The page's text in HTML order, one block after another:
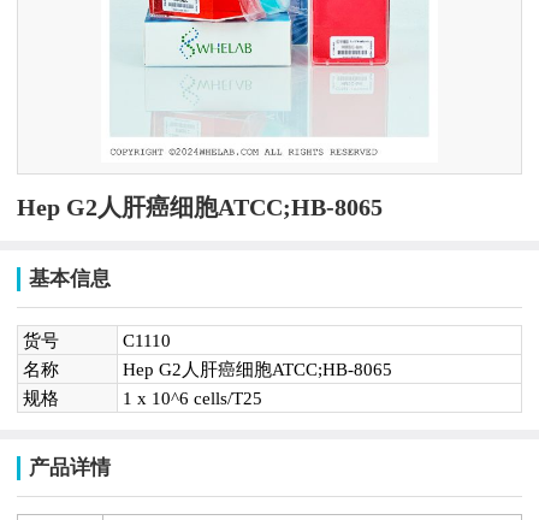
Hep G2人肝癌细胞ATCC;HB-8065
基本信息
货号
C1110
名称
Hep G2人肝癌细胞ATCC;HB-8065
规格
1 x 10^6 cells/T25
产品详情